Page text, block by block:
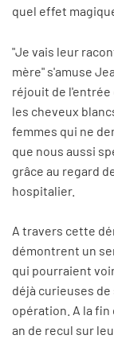
quel effet
"Je vais leur
mère" s'amuse
réjouit de
les cheveux
femmes qui ne
que nous aussi
grâce au regard
hospitalier.
A travers cette
démontrent un
qui pourraient
déjà curieuses
opération. A la
an de recul sur